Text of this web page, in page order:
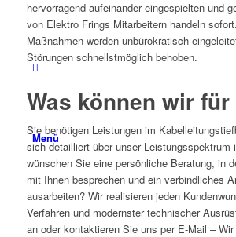
Menü
hervorragend aufeinander eingespielten und
von Elektro Frings Mitarbeitern handeln
Maßnahmen werden unbürokratisch
Störungen schnellstmöglich behoben.
Was können wir
Sie benötigen Leistungen im
sich detailliert über unser Leistungsspektrum
wünschen Sie eine persönliche Beratung, in
mit Ihnen besprechen und ein verbindliches
ausarbeiten? Wir realisieren jeden
Verfahren und modernster technischer
an oder kontaktieren Sie uns per E-Mail –